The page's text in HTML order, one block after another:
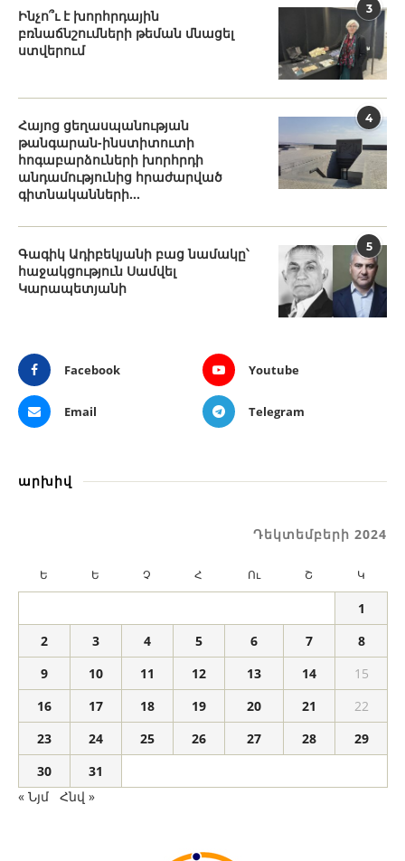
3
Ինչո՞ւ է խորհրդային
բռնաճնշումների թեման մնացել
ստվերում
4
Հայոց ցեղասպանության
թանգարան-ինստիտուտի
հոգաբարձուների խորհրդի
անդամությունից հրաժարված
գիտնականների...
5
Գագիկ Ադիբեկյանի բաց նամակը՝
հաջակցություն Սամվել
Կարապետյանի
Facebook Youtube
Email Telegram
արխիվ
Դեկտեմբերի 2024
Ե Ե Չ Հ Ու Շ Կ
1
2
3 4 5 6 7
8
9
10 11 12 13 14
15
16
17 18 19 20 21
22
23
24 25 26 27 28
29
30
31
« Նյմ
Հնվ »